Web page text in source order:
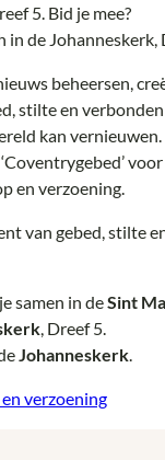
5. Bid je mee?
de Johanneskerk,
beheersen,
stilte en
kan
en verzoening.
van gebed, stilte
samen in deSint
, Dreef 5.
Johanneskerk
verzoening